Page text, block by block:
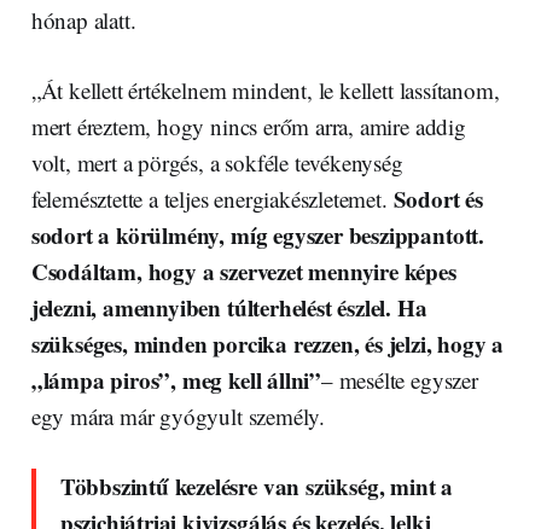
hónap alatt.
„Át kellett értékelnem mindent, le kellett lassítanom,
mert éreztem, hogy nincs erőm arra, amire addig
volt, mert a pörgés, a sokféle tevékenység
felemésztette a teljes energiakészletemet. Sodort és
sodort a körülmény, míg egyszer beszippantott.
Csodáltam, hogy a szervezet mennyire képes
jelezni, amennyiben túlterhelést észlel. Ha
szükséges, minden porcika rezzen, és jelzi, hogy a
„lámpa piros”, meg kell állni”– mesélte egyszer
egy mára már gyógyult személy.
Többszintű kezelésre van szükség, mint a
pszichiátriai kivizsgálás és kezelés, lelki